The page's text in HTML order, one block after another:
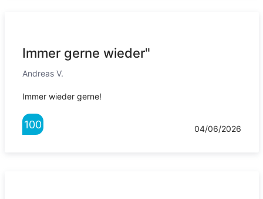
Immer gerne wieder"
Andreas V.
Immer wieder gerne!
100 04/06/2026